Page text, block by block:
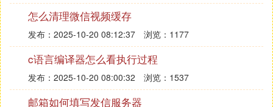
所以站在初入运营行业做网站，谈不上C位出道也算
得上运营行业的一朵奇葩了
不开玩笑了今天不讲服务器知识了，还是讲建站的首
要内容：8uftp的使用教程
8uftp使用教程
怎么清理微信视频缓存
发布：2025-10-20 08:12:37 浏览：1177
c语言编译器怎么看执行过程
发布：2025-10-20 08:00:32 浏览：1537
邮箱如何填写发信服务器